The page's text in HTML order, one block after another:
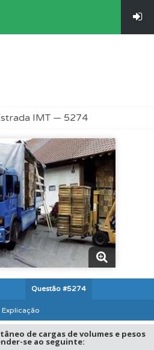
IMT — 5274
Questão #5274
Explicação
de cargas de volumes e pesos
se ao seguinte: